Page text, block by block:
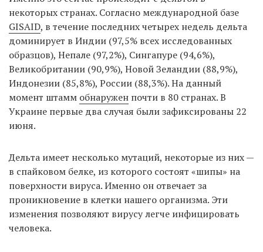
некоторых странах. Согласно международной базе
GISAID, в течение последних четырех недель дельта
доминирует в Индии (97,5% всех исследованных
образцов), Непале (97,2%), Сингапуре (94,6%),
Великобритании (90,9%), Новой Зеландии (88,9%),
Индонезии (85,8%), России (88,3%). На данный
момент штамм обнаружен почти в 80 странах. В
Украине первые два случая были зафиксированы 22
июня.
Дельта имеет несколько мутаций, некоторые из них —
в спайковом белке, из которого состоят «шипы» на
поверхности вируса. Именно он отвечает за
проникновение в клетки нашего организма. Эти
изменения позволяют вирусу легче инфицировать
человека.